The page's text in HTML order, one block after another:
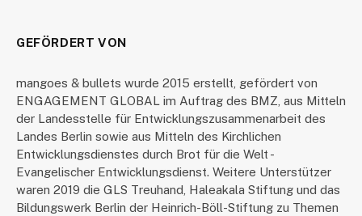
GEFÖRDERT VON
mangoes & bullets wurde 2015 erstellt, gefördert von
ENGAGEMENT GLOBAL im Auftrag des BMZ, aus Mitteln
der Landesstelle für Entwicklungszusammenarbeit des
Landes Berlin sowie aus Mitteln des Kirchlichen
Entwicklungsdienstes durch Brot für die Welt -
Evangelischer Entwicklungsdienst. Weitere Unterstützer
waren 2019 die GLS Treuhand, Haleakala Stiftung und das
Bildungswerk Berlin der Heinrich-Böll-Stiftung zu Themen